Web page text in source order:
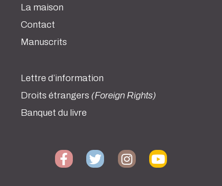
La maison
Contact
Manuscrits
Lettre d’information
Droits étrangers (Foreign Rights)
Banquet du livre